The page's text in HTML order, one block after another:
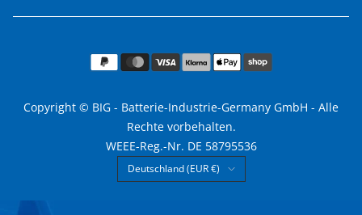
Land/Region
Deutschland (EUR €)
Copyright © BIG - Batterie-Industrie-Germany GmbH - Alle
Rechte vorbehalten.
WEEE-Reg.-Nr. DE 58795536